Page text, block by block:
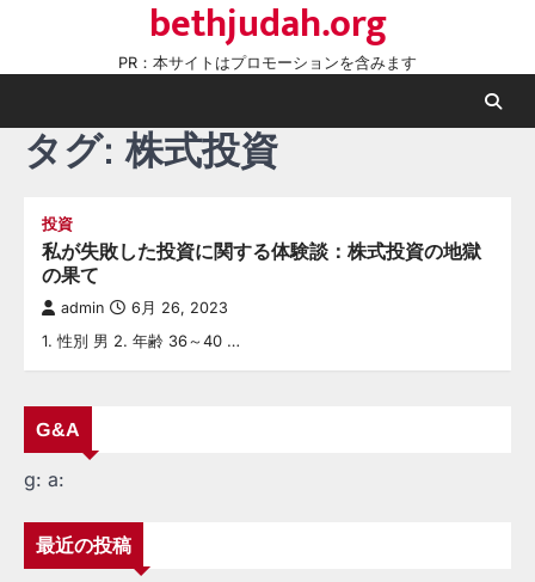
content
bethjudah.org
PR：本サイトはプロモーションを含みます
タグ:株式投資
投資
私が失敗した投資に関する体験談：株式投資の地獄
の果て
admin 6月 26, 2023
1. 性別 男 2. 年齢 36～40 …
G&A
g: a:
最近の投稿